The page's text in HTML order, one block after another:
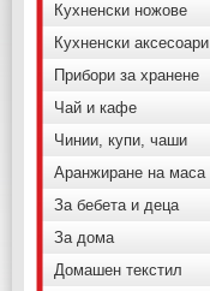
Кухненски ножове
Кухненски аксесоари
Прибори за хранене
Чай и кафе
Чинии, купи, чаши
Аранжиране на маса
За бебета и деца
За дома
Домашен текстил